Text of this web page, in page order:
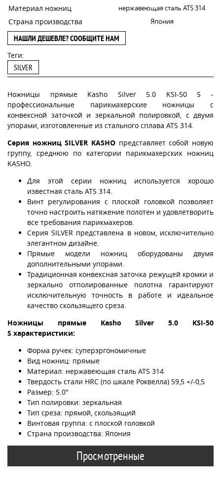
Материал ножниц нержавеющая сталь ATS 314
Страна производства Япония
НАШЛИ ДЕШЕВЛЕ? СООБЩИТЕ НАМ
Теги:
SILVER
Ножницы прямые Kasho Silver 5.0 KSI-50 S -
профессиональные парикмахерские ножницы с
конвексной заточкой и зеркальной полировкой, с двумя
упорами, изготовленные из стального сплава ATS 314.
Серия ножниц SILVER KASHO представляет собой новую
группу, среднюю по категории парикмахерских ножниц
KASHO.
Для этой серии ножниц используется хорошо
известная сталь ATS 314.
Винт регулирования с плоской головкой позволяет
точно настроить натяжение полотен и удовлетворить
все требования парикмахеров.
Серия SILVER представлена в новом, исключительно
элегантном дизайне.
Прямые модели ножниц оборудованы двумя
дополнительными упорами.
Традиционная конвексная заточка режущей кромки и
зеркально отполированные полотна гарантируют
исключительную точность в работе и идеальное
качество скользящего среза.
Ножницы прямые Kasho Silver 5.0 KSI-50
S характеристики:
Форма ручек: суперэргономичные
Вид ножниц: прямые
Материал: нержавеющая сталь ATS 314
Твердость стали HRC (по шкале Роквелла) 59,5 +/-0,5
Размер: 5.0"
Тип полировки: зеркальная
Тип среза: прямой, скользящий
Винтовая группа: с плоской головкой
Страна производства: Япония
Просмотренные